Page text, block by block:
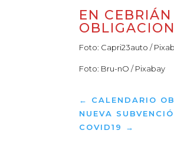
EN
Foto: Capri23auto /
Foto: Bru-nO / Pixabay
← CALENDARIO
NUEVA
COVID19
→